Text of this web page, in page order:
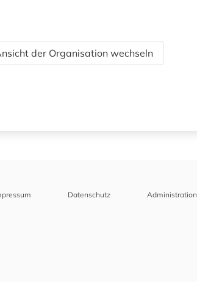
der Organisation wechseln
Datenschutz Administration